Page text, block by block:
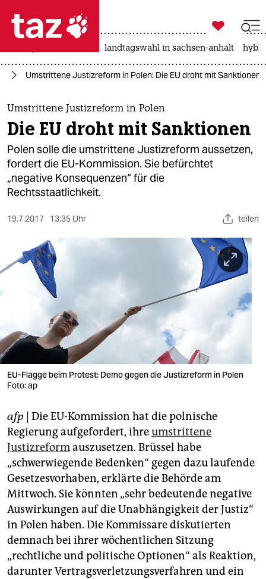
 taz zahl ich
taz zahl ich
themen
politik
öko
gesellschaft
kultur
berlin
wahrheit
verlag
verlag
shop
fragen & hilfe
unterstützen
abo
genossenschaft
epaper login

taz zahl ich
landtagswahl in sachsen-anhalt
Umstrittene Justizreform in Polen: Die EU droht mit Sanktionen
Umstrittene Justizreform in Polen
Die EU droht mit Sanktionen
Polen solle die umstrittene Justizreform aussetzen,
fordert die EU-Kommission. Sie befürchtet
„negative Konsequenzen“ für die
Rechtsstaatlichkeit.
19.7.2017 13:35 Uhr teilen
EU-Flagge beim Protest: Demo gegen die Justizreform in Polen
Foto: ap
afp | Die EU-Kommission hat die polnische
Regierung aufgefordert, ihreumstrittene
Justizreformauszusetzen. Brüssel habe
„schwerwiegende Bedenken“ gegen dazu laufende
Gesetzesvorhaben, erklärte die Behörde am
Mittwoch. Sie könnten „sehr bedeutende negative
Auswirkungen auf die Unabhängigkeit der Justiz“
in Polen haben. Die Kommissare diskutierten
demnach bei ihrer wöchentlichen Sitzung
„rechtliche und politische Optionen“ als Reaktion,
darunter Vertragsverletzungsverfahren und ein